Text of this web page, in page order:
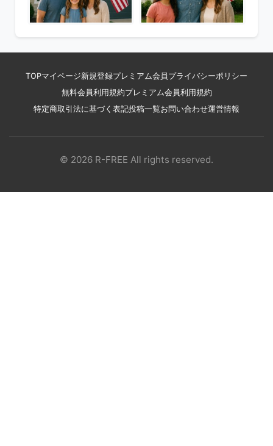
TOPマイページ新規登録プレミアム会員 プライバシーポリシー
無料会員利用規約プレミアム会員利用規約
特定商取引法に基づく表記投稿一覧お問い合わせ運営情報
© 2026 R-FREE All rights reserved.